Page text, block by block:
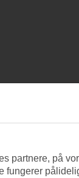
handler om
partnere, på
fungerer